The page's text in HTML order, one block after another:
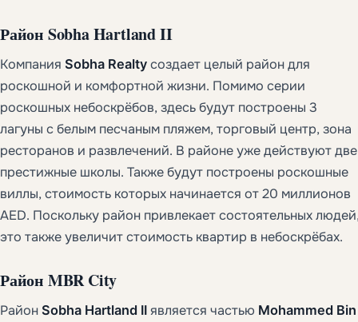
Район Sobha Hartland II
Компания Sobha Realty создает целый район для
роскошной и комфортной жизни. Помимо серии
роскошных небоскрёбов, здесь будут построены 3
лагуны с белым песчаным пляжем, торговый центр, зона
ресторанов и развлечений. В районе уже действуют две
престижные школы. Также будут построены роскошные
виллы, стоимость которых начинается от 20 миллионов
AED. Поскольку район привлекает состоятельных
это также увеличит стоимость квартир в небоскрёбах.
Район MBR City
Район Sobha Hartland II является частью Mohammed Bin